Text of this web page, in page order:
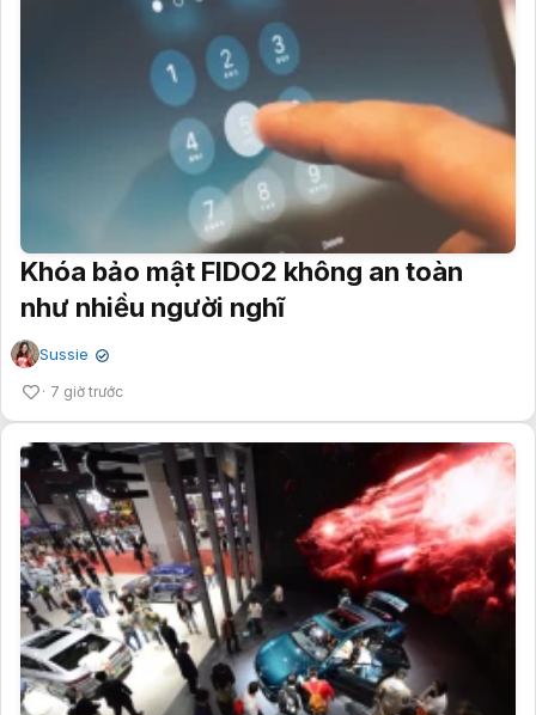
Khóa bảo mật FIDO2 không an toàn
như nhiều người nghĩ
Sussie ✔
7 giờ trước